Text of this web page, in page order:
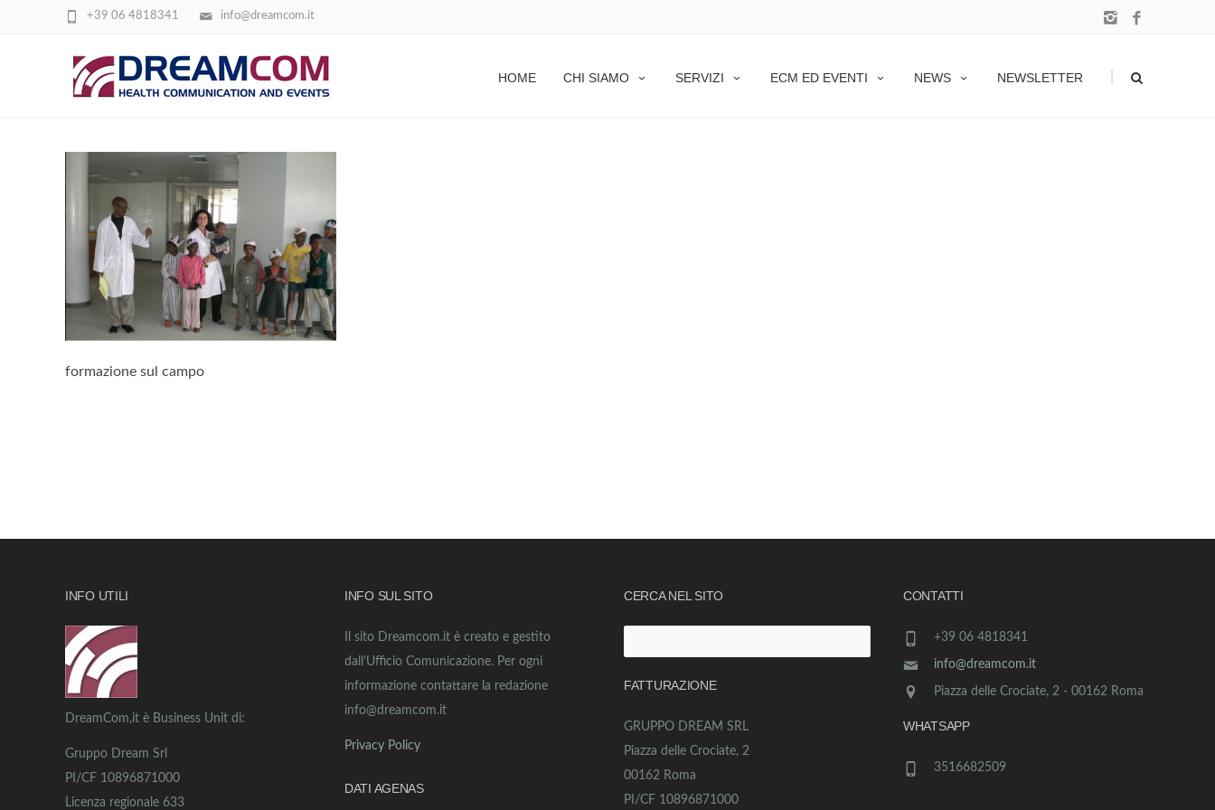
info@dreamcom.it
+39 06 4818341
HOME CHI SIAMO SERVIZI ECM ED EVENTI NEWS NEWSLETTER
FORMAZIONE SUL CAMPO
formazione sul campo
INFO UTILI
DreamCom,it è Business Unit di:
Gruppo Dream Srl
PI/CF 10896871000
Licenza regionale 633
INFO SUL SITO
Il sito Dreamcom.it è creato e gestito
dall’Ufficio Comunicazione. Per ogni
informazione contattare la redazione
info@dreamcom.it
Privacy Policy
DATI AGENAS
CERCA NEL SITO
per:
FATTURAZIONE
GRUPPO DREAM SRL
Piazza delle Crociate, 2
00162 Roma
PI/CF 10896871000
CONTATTI
+39 06 4818341
info@dreamcom.it
Piazza delle Crociate, 2 - 00162 Roma
WHATSAPP
3516682509